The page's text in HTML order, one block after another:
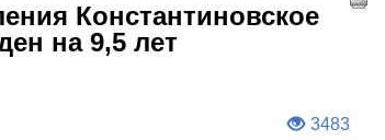
Константиновское
на 9,5 лет
3483